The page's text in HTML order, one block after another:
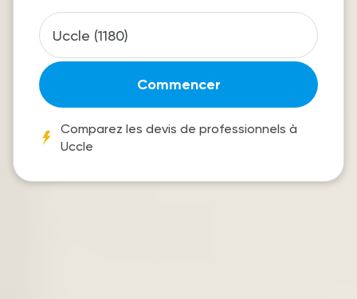
Commencer
Comparez les devis de professionnels à
Uccle